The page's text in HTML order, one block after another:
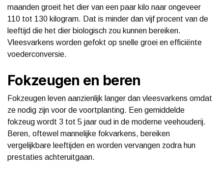
maanden groeit het dier van een paar kilo naar ongeveer
110 tot 130 kilogram. Dat is minder dan vijf procent van de
leeftijd die het dier biologisch zou kunnen bereiken.
Vleesvarkens worden gefokt op snelle groei en efficiënte
voederconversie.
Fokzeugen en beren
Fokzeugen leven aanzienlijk langer dan vleesvarkens omdat
ze nodig zijn voor de voortplanting. Een gemiddelde
fokzeug wordt 3 tot 5 jaar oud in de moderne veehouderij.
Beren, oftewel mannelijke fokvarkens, bereiken
vergelijkbare leeftijden en worden vervangen zodra hun
prestaties achteruitgaan.